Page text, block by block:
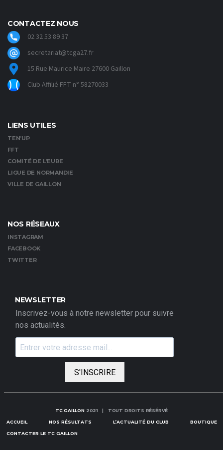
CONTACTEZ NOUS
02 32 53 89 37
secretariat@tcga27.fr
15 Rue Maurice Maire 27600 Gaillon
Club Affilié FFT n° 58270033
LIENS UTILES
TEN’UP
FFT
COMITÉ DE L’EURE
LIGUE DE NORMANDIE
VILLE DE GAILLON
NOS RÉSEAUX
INSTAGRAM
FACEBOOK
TWITTER
NEWSLETTER
Inscrivez-vous à notre newsletter pour suivre
nos actualités.
S'INSCRIRE
TC GAILLON2021 | TOUT DROITS RÉSÉRVÉ
ACCUEIL NOS RÉSULTATS L’ACTUALITÉ DU CLUB BOUTIQUE
CONTACTER LE TC GAILLON